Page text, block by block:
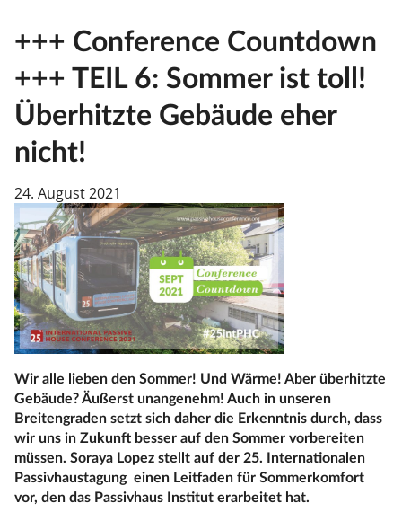
+++ Conference Countdown
+++ TEIL 6: Sommer ist toll!
Überhitzte Gebäude eher
nicht!
24. August 2021
Wir alle lieben den Sommer! Und Wärme! Aber überhitzte
Gebäude? Äußerst unangenehm! Auch in unseren
Breitengraden setzt sich daher die Erkenntnis durch, dass
wir uns in Zukunft besser auf den Sommer vorbereiten
müssen. Soraya Lopez stellt auf der 25. Internationalen
Passivhaustagung einen Leitfaden für Sommerkomfort
vor, den das Passivhaus Institut erarbeitet hat.